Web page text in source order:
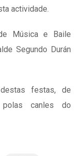
actividade.
Música e Baile
Segundo Durán
festas, de
polas canles do